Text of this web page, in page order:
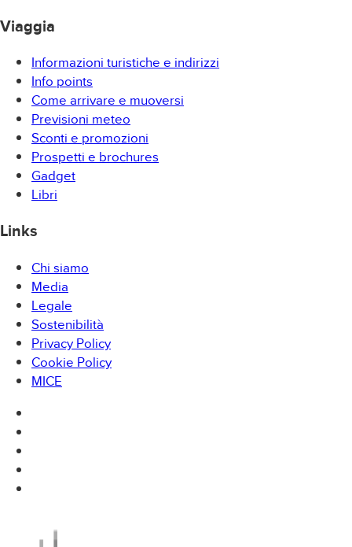
Viaggia
Informazioni turistiche e indirizzi
Info points
Come arrivare e muoversi
Previsioni meteo
Sconti e promozioni
Prospetti e brochures
Gadget
Libri
Links
Chi siamo
Media
Legale
Sostenibilità
Privacy Policy
Cookie Policy
MICE